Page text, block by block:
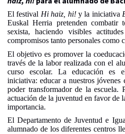
El festival Hi haiz, hi!y la iniciativa
Euskal Herria pretenden combatir
sexista, haciendo visibles
compromisos tanto personales como
El objetivo es promover la
través de la labor realizada con el
curso escolar. La educación es
iniciativa: educar a nuestros
poder transformador de la
actuación de la juventud en favor de
importancia.
El Departamento de Juventud e
alumnado de los diferentes centros